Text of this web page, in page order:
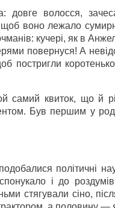
довге волосся,
щоб воно лежало
кучері, як в
повернуся! А
постригли
самий квиток, що й
Був першим у
політичні
і до
стягували сіно,